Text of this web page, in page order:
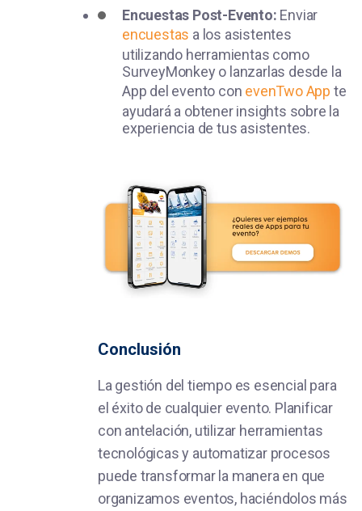
Encuestas Post-Evento: Enviar
encuestas a los asistentes
utilizando herramientas como
SurveyMonkey o lanzarlas desde la
App del evento con evenTwo App te
ayudará a obtener insights sobre la
experiencia de tus asistentes.
Conclusión
La gestión del tiempo es esencial para
el éxito de cualquier evento. Planificar
con antelación, utilizar herramientas
tecnológicas y automatizar procesos
puede transformar la manera en que
organizamos eventos, haciéndolos más